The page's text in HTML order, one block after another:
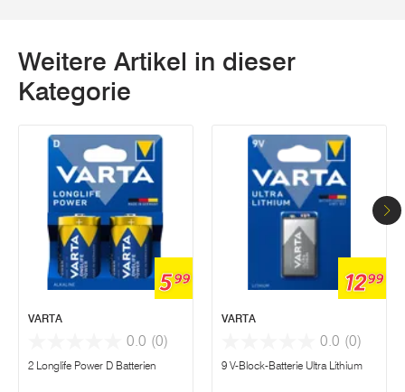
Weitere Artikel in dieser
Kategorie
599
VARTA
0.0 (0)
2 Longlife Power D Batterien
1299
VARTA
0.0 (0)
9 V-Block-Batterie Ultra Lithium